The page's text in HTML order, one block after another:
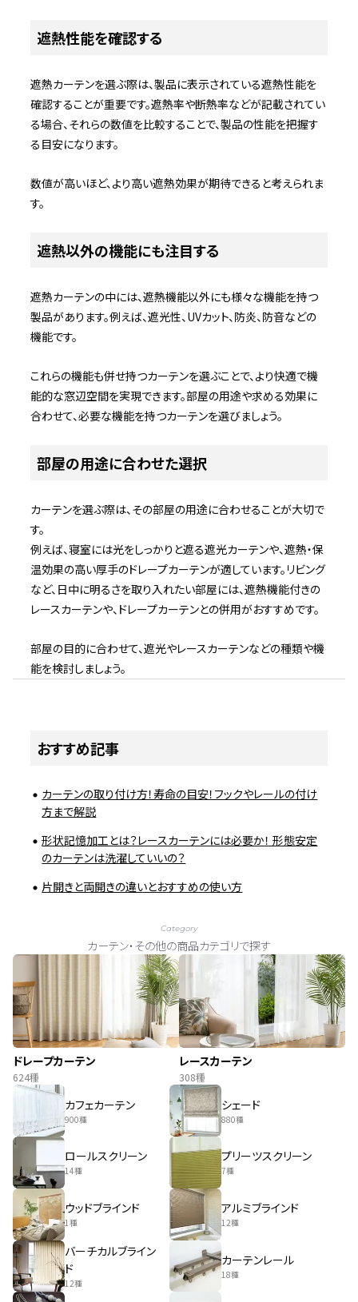
遮熱性能を確認する
遮熱カーテンを選ぶ際は、製品に表示されている遮熱性能を
確認することが重要です。遮熱率や断熱率などが記載されてい
る場合、それらの数値を比較することで、製品の性能を把握す
る目安になります。
数値が高いほど、より高い遮熱効果が期待できると考えられま
す。
遮熱以外の機能にも注目する
遮熱カーテンの中には、遮熱機能以外にも様々な機能を持つ
製品があります。例えば、遮光性、UVカット、防炎、防音などの
機能です。
これらの機能も併せ持つカーテンを選ぶことで、より快適で機
能的な窓辺空間を実現できます。部屋の用途や求める効果に
合わせて、必要な機能を持つカーテンを選びましょう。
部屋の用途に合わせた選択
カーテンを選ぶ際は、その部屋の用途に合わせることが大切で
す。
例えば、寝室には光をしっかりと遮る遮光カーテンや、遮熱・保
温効果の高い厚手のドレープカーテンが適しています。リビング
など、日中に明るさを取り入れたい部屋には、遮熱機能付きの
レースカーテンや、ドレープカーテンとの併用がおすすめです。
部屋の目的に合わせて、遮光やレースカーテンなどの種類や機
能を検討しましょう。
おすすめ記事
カーテンの取り付け方！寿命の目安！フックやレールの付け
方まで解説
形状記憶加工とは？レースカーテンには必要か！ 形態安定
のカーテンは洗濯していいの？
片開きと両開きの違いとおすすめの使い方
Category
カーテン・その他の商品カテゴリで探す
ドレープカーテン
624種
レースカーテン
308種
カフェカーテン
900種
シェード
880種
ロールスクリーン
14種
プリーツスクリーン
7種
ウッドブラインド
1種
アルミブラインド
12種
バーチカルブライン
ド
12種
カーテンレール
18種